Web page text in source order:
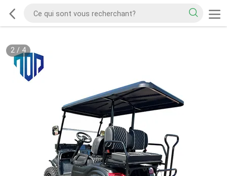
2/ 4